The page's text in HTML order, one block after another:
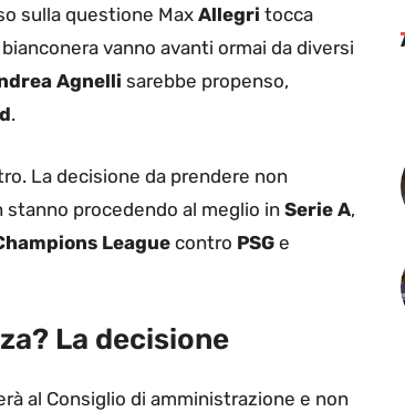
sulla questione Max Allegri tocca
vanno avanti ormai da diversi
Agnelli sarebbe propenso,
.
La decisione da prendere non
stanno procedendo al meglio inSerie A,
Leaguecontro PSG e
La decisione
al Consiglio di amministrazione e non